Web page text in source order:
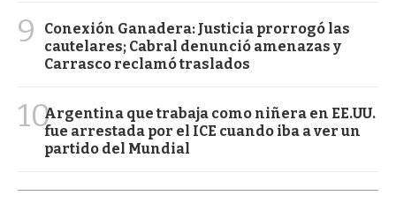
9
Conexión Ganadera: Justicia prorrogó las
cautelares; Cabral denunció amenazas y
Carrasco reclamó traslados
10Argentina que trabaja como niñera en EE.UU.
fue arrestada por el ICE cuando iba a ver un
partido del Mundial